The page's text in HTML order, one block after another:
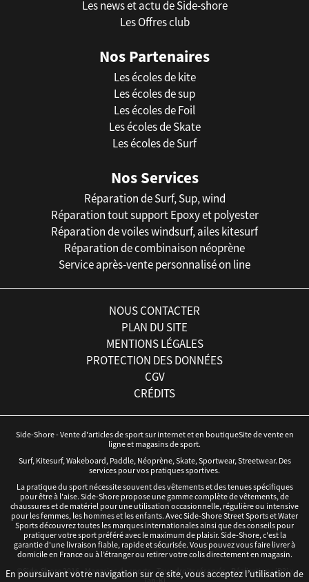
Les news et actu de Side-shore
Les Offres club
Nos Partenaires
Les écoles de kite
Les écoles de sup
Les écoles de Foil
Les écoles de Skate
Les écoles de Surf
Nos Services
Réparation de Surf, Sup, wind
Réparation tout support Epoxy et polyester
Réparation de voiles windsurf, ailes kitesurf
Réparation de combinaison néoprène
Service après-vente personnalisé on line
NOUS CONTACTER
PLAN DU SITE
MENTIONS LÉGALES
PROTECTION DES DONNÉES
CGV
CRÉDITS
Side-Shore - Vente d'articles de sport sur internet et en boutiqueSite de vente en
ligne et magasins de sport.
Surf, Kitesurf, Wakeboard, Paddle, Néoprène, Skate, Sportwear, Streetwear. Des
services pour vos pratiques sportives.
La pratique du sport nécessite souvent des vêtements et des tenues spécifiques
pour être à l'aise. Side-Shore propose une gamme complète de vêtements, de
chaussures et de matériel pour une utilisation occasionnelle, régulière ou intensive
pour les femmes, les hommes et les enfants. Avec Side-Shore Street Sports et Water
Sports découvrez toutes les marques internationales ainsi que des conseils pour
pratiquer votre sport préféré avec le maximum de plaisir. Side-Shore, c'est la
garantie d'une livraison fiable, rapide et sécurisée. Vous pouvez vous faire livrer à
domicile en France ou à l’étranger ou retirer votre colis directement en magasin.
©Side-Shore 2016 - Magasins de sports - Tous droits réservés - Réalisation :iD3ix
En poursuivant votre navigation sur ce site, vous acceptez l’utilisation de